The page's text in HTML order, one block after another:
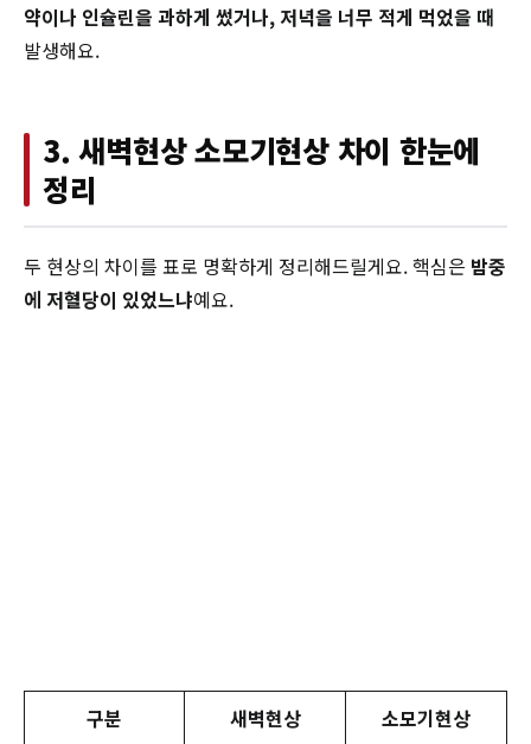
약이나 인슐린을 과하게 썼거나, 저녁을 너무 적게 먹었을 때
발생해요.
3. 새벽현상 소모기현상 차이 한눈에
정리
두 현상의 차이를 표로 명확하게 정리해드릴게요. 핵심은 밤중
에 저혈당이 있었느냐예요.
구분 새벽현상 소모기현상